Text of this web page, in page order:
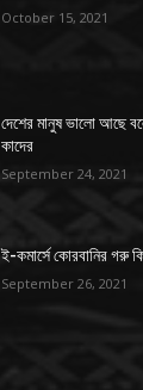
October 15, 2021
দেশের মানুষ ভালো আছে
কাদের
September 24, 2021
ই-কমার্সে কোরবানির গরু
September 26, 2021